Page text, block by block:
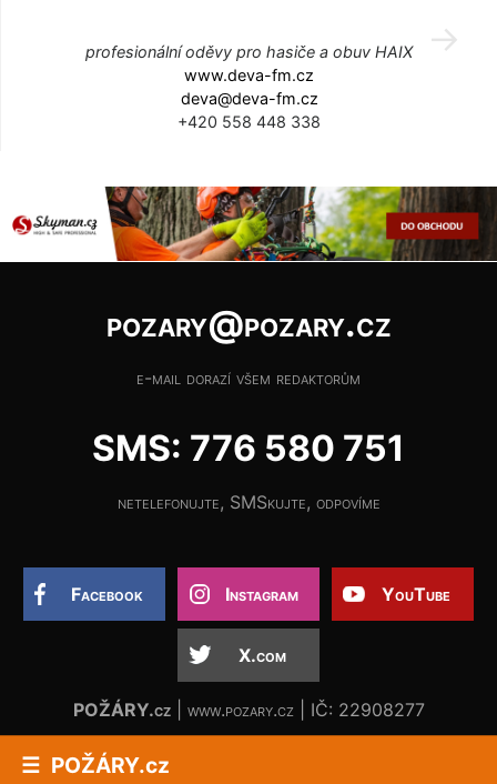
POŽÁRY.cz
profesionální oděvy pro hasiče a obuv HAIX
www.deva-fm.cz
deva@deva-fm.cz
+420 558 448 338
pozary@pozary.cz
e-mail dorazí všem redaktorům
SMS: 776 580 751
netelefonujte, SMSkujte, odpovíme
Facebook Instagram YouTube
X.com
POŽÁRY.cz| www.pozary.cz | IČ: 22908277